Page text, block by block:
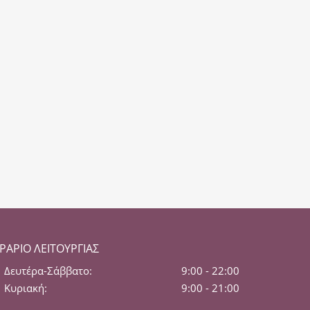
ΛΕΙΤΟΥΡΓΊΑΣ
Δευτέρα-Σάββατο:
9:00 - 22:00
Κυριακή:
9:00 - 21:00